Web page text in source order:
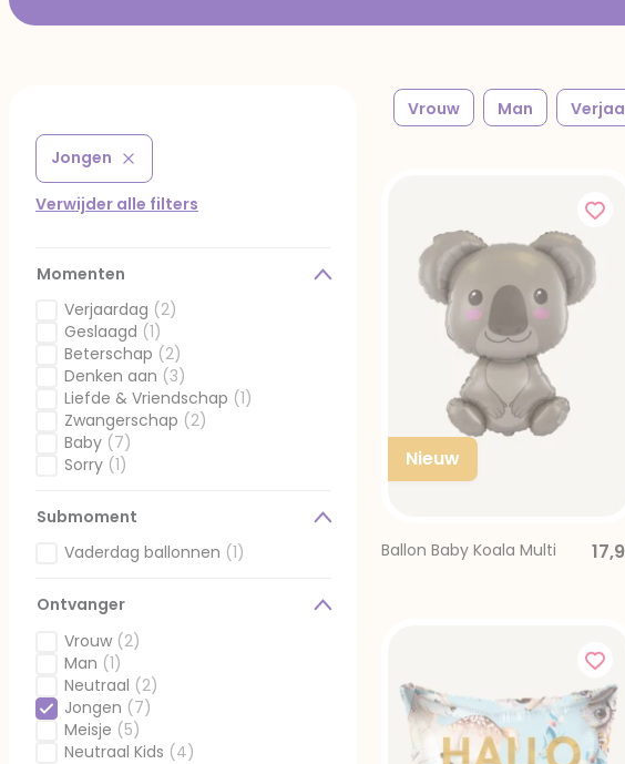
Jongen
Verwijder filter Gefilterd op Ontvanger: Jongen
Verwijder alle filters
Momenten
Verjaardag (2)
Gefilterd op Momenten: Verjaardag
Geslaagd (1)
Gefilterd op Momenten: Geslaagd
Beterschap (2)
Gefilterd op Momenten: Beterschap
Denken aan (3)
Gefilterd op Momenten: Denken aan
Liefde & Vriendschap (1)
Gefilterd op Momenten: Liefde & Vriendschap
Zwangerschap (2)
Gefilterd op Momenten: Zwangerschap
Baby (7)
Gefilterd op Momenten: Baby
Sorry (1)
Submoment
Vaderdag ballonnen (1)
Ontvanger
Vrouw (2)
Gefilterd op Ontvanger: Vrouw
Man (1)
Gefilterd op Ontvanger: Man
Neutraal (2)
Gefilterd op Ontvanger: Neutraal
Jongen (7)
Geselecteerd Gefilterd op Ontvanger: Jongen
Meisje (5)
Gefilterd op Ontvanger: Meisje
Neutraal Kids (4)
Vrouw Man
Nieuw
Ballon Baby Koala Multi